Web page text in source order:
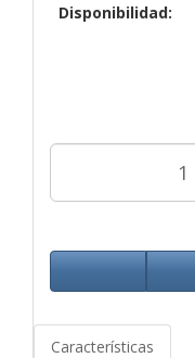
Disponibilidad:
Características